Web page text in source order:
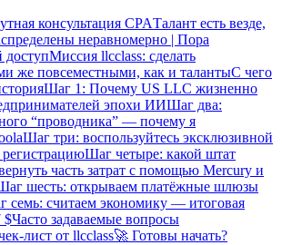
консультация CPAТалант есть везде,
неравномерно | Пора
доступМиссия llcclass: сделать
же повсеместными, как и талантыС чего
Шаг 1: Почему US LLC жизненно
эпохи ИИШаг два:
“проводника” — почему я
Шаг три: воспользуйтесь эксклюзивной
Шаг четыре: какой штат
часть затрат с помощью Mercury и
шесть: открываем платёжные шлюзы
семь: считаем экономику — итоговая
$Часто задаваемые вопросы
лист от llcclass🚀 Готовы начать?